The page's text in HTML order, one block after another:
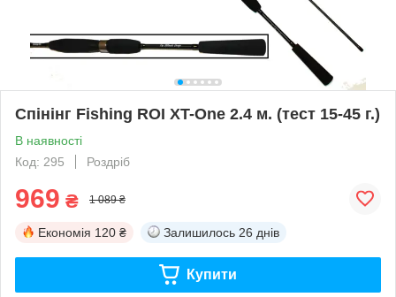
Спінінг Fishing ROI XT-One 2.4 м. (тест 15-45 г.)
В наявності
Код: 295
Роздріб
969 ₴ 1 089 ₴
Економія 120 ₴ Залишилось 26 днів
Купити